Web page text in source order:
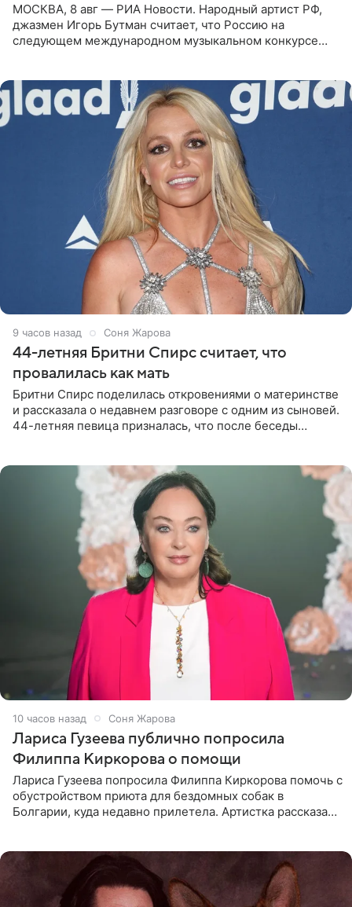
МОСКВА, 8 авг — РИА Новости. Народный артист РФ,
джазмен Игорь Бутман считает, что Россию на
следующем международном музыкальном конкурсе
9 часов назад Соня Жарова
44-летняя Бритни Спирс считает, что
провалилась как мать
Бритни Спирс поделилась откровениями о материнстве
и рассказала о недавнем разговоре с одним из сыновей.
44-летняя певица призналась, что после беседы
10 часов назад Соня Жарова
Лариса Гузеева публично попросила
Филиппа Киркорова о помощи
Лариса Гузеева попросила Филиппа Киркорова помочь с
обустройством приюта для бездомных собак в
Болгарии, куда недавно прилетела. Артистка рассказала